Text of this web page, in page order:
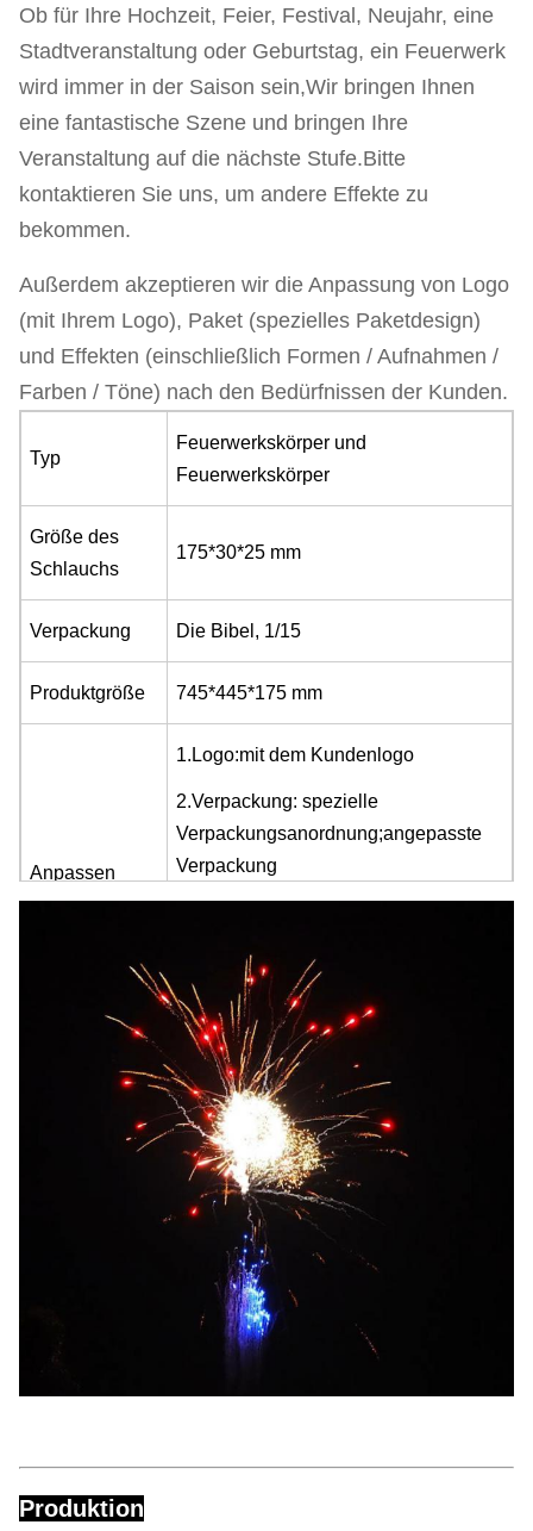
Ob für Ihre Hochzeit, Feier, Festival, Neujahr, eine
Stadtveranstaltung oder Geburtstag, ein Feuerwerk
wird immer in der Saison sein,Wir bringen Ihnen
eine fantastische Szene und bringen Ihre
Veranstaltung auf die nächste Stufe.Bitte
kontaktieren Sie uns, um andere Effekte zu
bekommen.
Außerdem akzeptieren wir die Anpassung von Logo
(mit Ihrem Logo), Paket (spezielles Paketdesign)
und Effekten (einschließlich Formen / Aufnahmen /
Farben / Töne) nach den Bedürfnissen der Kunden.
Typ
Feuerwerkskörper und
Feuerwerkskörper
Größe des
Schlauchs
175*30*25 mm
Verpackung Die Bibel, 1/15
Produktgröße 745*445*175 mm
Anpassen
1.Logo:mit dem Kundenlogo
2.Verpackung: spezielle
Verpackungsanordnung;angepasste
Verpackung
4Dauer, Effekt und Rhythmus
angepasst.
Preisnachlass
Abhängig von Ihren Anforderungen
und der Menge
Gelegenheit Feier, Fest, Hochzeit, Geburtstag
Große Auswirkungen
300 Schüsse.
Produktion